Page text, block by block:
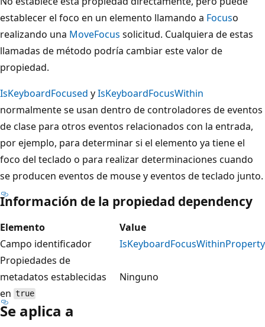
establecer el foco en un elemento llamando a Focuso
realizando una MoveFocus solicitud. Cualquiera de estas
llamadas de método podría cambiar este valor de
propiedad.
IsKeyboardFocused yIsKeyboardFocusWithin
normalmente se usan dentro de controladores de eventos
de clase para otros eventos relacionados con la entrada,
por ejemplo, para determinar si el elemento ya tiene el
foco del teclado o para realizar determinaciones cuando
se producen eventos de mouse y eventos de teclado junto.
Información de la propiedad dependency
Elemento
Value
Campo identificador
IsKeyboardFocusWithinProperty
Propiedades de
metadatos establecidas
en true
Ninguno
Se aplica a